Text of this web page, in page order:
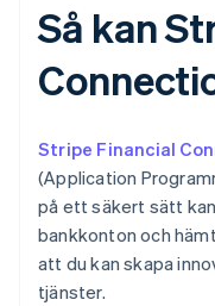
Så kan
Stripe Financial
(Application
på ett säkert sätt
bankkonton och
att du kan skapa
tjänster.